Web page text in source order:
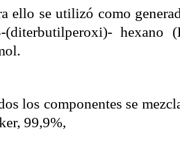
ello se utilizó como
(diterbutilperoxi)- hexano
los componentes se
99,9%,